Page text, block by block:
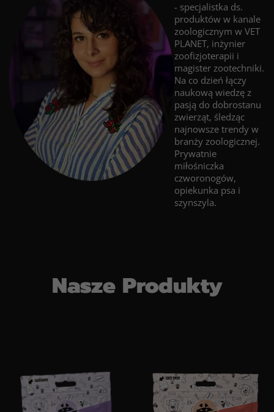
- specjalistka ds.
produktów w kanale
zoologicznym w VET
PLANET, inżynier
zoofizjoterapii i
magister zootechniki.
Na co dzień łączy
naukową wiedzę z
pasją do dobrostanu
zwierząt, śledząc
najnowsze trendy w
branży zoologicznej.
Prywatnie
miłośniczka
czworonogów,
opiekunka psa i
szynszyla.
Nasze Produkty